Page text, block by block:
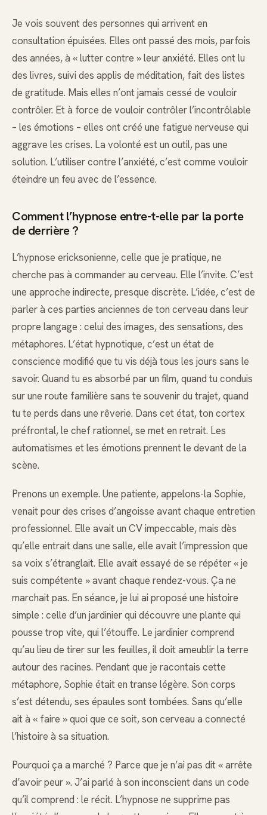
Je vois souvent des personnes qui arrivent en
consultation épuisées. Elles ont passé des mois, parfois
des années, à « lutter contre » leur anxiété. Elles ont lu
des livres, suivi des applis de méditation, fait des listes
de gratitude. Mais elles n’ont jamais cessé de vouloir
contrôler. Et à force de vouloir contrôler l’incontrôlable
– les émotions – elles ont créé une fatigue nerveuse qui
aggrave les crises. La volonté est un outil, pas une
solution. L’utiliser contre l’anxiété, c’est comme vouloir
éteindre un feu avec de l’essence.
Comment l’hypnose entre-t-elle par la porte
de derrière ?
L’hypnose ericksonienne, celle que je pratique, ne
cherche pas à commander au cerveau. Elle l’invite. C’est
une approche indirecte, presque discrète. L’idée, c’est de
parler à ces parties anciennes de ton cerveau dans leur
propre langage : celui des images, des sensations, des
métaphores. L’état hypnotique, c’est un état de
conscience modifié que tu vis déjà tous les jours sans le
savoir. Quand tu es absorbé par un film, quand tu conduis
sur une route familière sans te souvenir du trajet, quand
tu te perds dans une rêverie. Dans cet état, ton cortex
préfrontal, le chef rationnel, se met en retrait. Les
automatismes et les émotions prennent le devant de la
scène.
Prenons un exemple. Une patiente, appelons-la Sophie,
venait pour des crises d’angoisse avant chaque entretien
professionnel. Elle avait un CV impeccable, mais dès
qu’elle entrait dans une salle, elle avait l’impression que
sa voix s’étranglait. Elle avait essayé de se répéter « je
suis compétente » avant chaque rendez-vous. Ça ne
marchait pas. En séance, je lui ai proposé une histoire
simple : celle d’un jardinier qui découvre une plante qui
pousse trop vite, qui l’étouffe. Le jardinier comprend
qu’au lieu de tirer sur les feuilles, il doit ameublir la terre
autour des racines. Pendant que je racontais cette
métaphore, Sophie était en transe légère. Son corps
s’est détendu, ses épaules sont tombées. Sans qu’elle
ait à « faire » quoi que ce soit, son cerveau a connecté
l’histoire à sa situation.
Pourquoi ça a marché ? Parce que je n’ai pas dit « arrête
d’avoir peur ». J’ai parlé à son inconscient dans un code
qu’il comprend : le récit. L’hypnose ne supprime pas